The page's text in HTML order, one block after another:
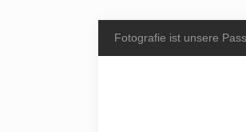
Fotografie ist unsere